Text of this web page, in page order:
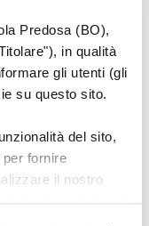
Predosa (BO),
in qualità
gli utenti (gli
su questo sito.
del sito,
fornire
il nostro